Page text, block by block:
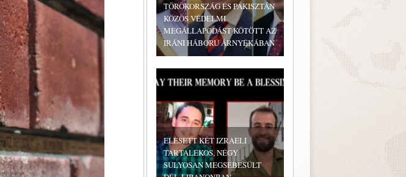
TÖRÖKORSZÁG ÉS PAKISZTÁN
KÖZÖS VÉDELMI
MEGÁLLAPODÁST KÖTÖTT AZ
IRÁNI HÁBORÚ ÁRNYÉKÁBAN
ELESETT KÉT IZRAELI
TARTALÉKOS, NÉGY
SÚLYOSAN MEGSEBESÜLT